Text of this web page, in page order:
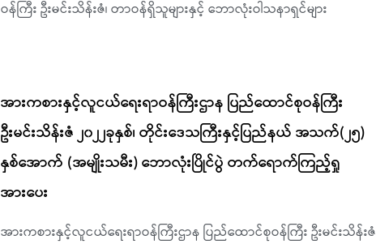
ဝန်ကြီး ဦးမင်းသိန်းဇံ၊ တာဝန်ရှိသူများနှင့် ဘောလုံးဝါသနာရှင်များ
အားကစားနှင့်လူငယ်ရေးရာဝန်ကြီးဌာန ပြည်ထောင်စုဝန်ကြီး
ဦးမင်းသိန်းဇံ ၂၀၂၂ခုနှစ်၊ တိုင်းဒေသကြီးနှင့်ပြည်နယ် အသက်(၂၅)
နှစ်အောက် (အမျိုးသမီး) ဘောလုံးပြိုင်ပွဲ တက်ရောက်ကြည့်ရှု
အားပေး
အားကစားနှင့်လူငယ်ရေးရာဝန်ကြီးဌာန ပြည်ထောင်စုဝန်ကြီး ဦးမင်းသိန်းဇံ